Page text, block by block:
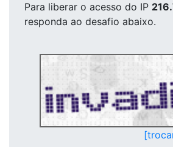
Para liberar o acesso do IP
responda ao desafio abaixo.